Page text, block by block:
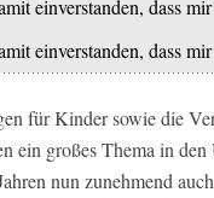
einverstanden, dass
einverstanden, dass
für Kinder sowie die
ein großes Thema in
nun zunehmend